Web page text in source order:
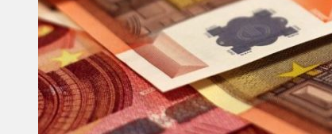
Туризм
ЛК рекомендует
Сеньорам
Образование
Здравоохранение
Экология
Происшествия
Приграничье